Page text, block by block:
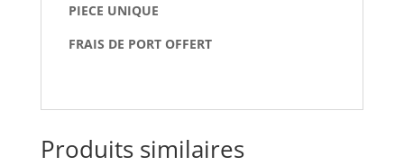
PIECE UNIQUE
FRAIS DE PORT OFFERT
Produits similaires